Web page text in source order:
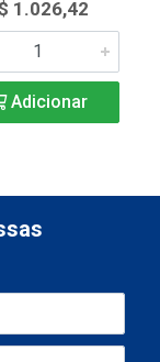
1.026,42
Adicionar